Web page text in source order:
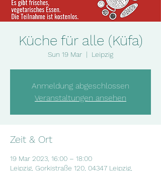
Küche für alle (Küfa)
Sun 19 Mar
  |
Leipzig
Anmeldung abgeschlossen
Veranstaltungen ansehen
Zeit & Ort
19 Mar 2023, 16:00 – 18:00
Leipzig, Gorkistraße 120, 04347 Leipzig,